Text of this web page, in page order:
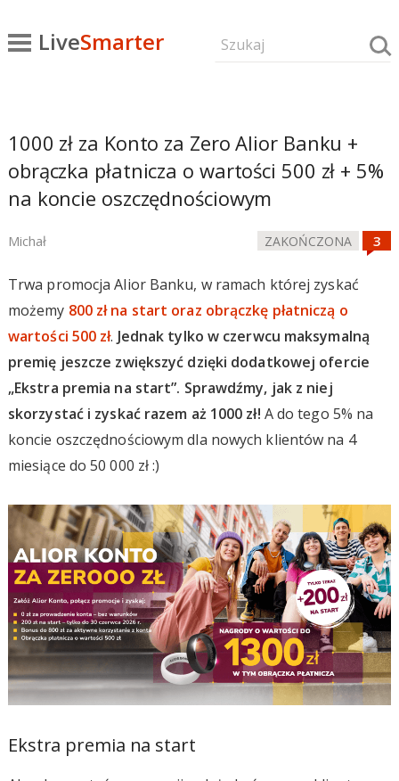
LiveSmarter
1000 zł za Konto za Zero Alior Banku +
obrączka płatnicza o wartości 500 zł + 5%
na koncie oszczędnościowym
Michał ZAKOŃCZONA
Trwa promocja Alior Banku, w ramach której zyskać
możemy 800 zł na start oraz obrączkę płatniczą o
wartości 500 zł. Jednak tylko w czerwcu maksymalną
premię jeszcze zwiększyć dzięki dodatkowej ofercie
„Ekstra premia na start”. Sprawdźmy, jak z niej
skorzystać i zyskać razem aż 1000 zł! A do tego 5% na
koncie oszczędnościowym dla nowych klientów na 4
miesiące do 50 000 zł :)
Ekstra premia na start